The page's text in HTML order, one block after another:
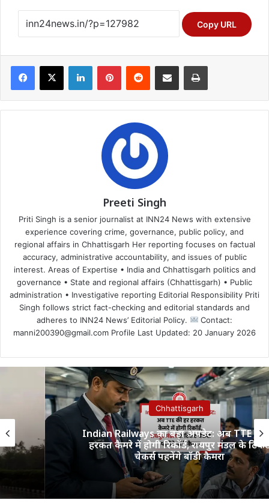
Copy URL
Facebook
X LinkedInPinterestReddit Share via Email Print
Preeti Singh
Priti Singh is a senior journalist at INN24 News with extensive
experience covering crime, governance, public policy, and
regional affairs in Chhattisgarh Her reporting focuses on factual
accuracy, administrative accountability, and issues of public
interest. Areas of Expertise • India and Chhattisgarh politics and
governance • State and regional affairs (Chhattisgarh) • Public
administration • Investigative reporting Editorial Responsibility Priti
Singh follows strict fact-checking and editorial standards and
adheres to INN24 News’ Editorial Policy.
Contact:
manni200390@gmail.com Profile Last Updated: 20 January 2026
Chhattisgarh
Indian Railways का बड़ा अपडेट: अब TTE की हर
हरकत कैमरे में होगी रिकॉर्ड, रायपुर मंडल के टिकट
चेकर्स पहनेंगे बॉडी कैमरा